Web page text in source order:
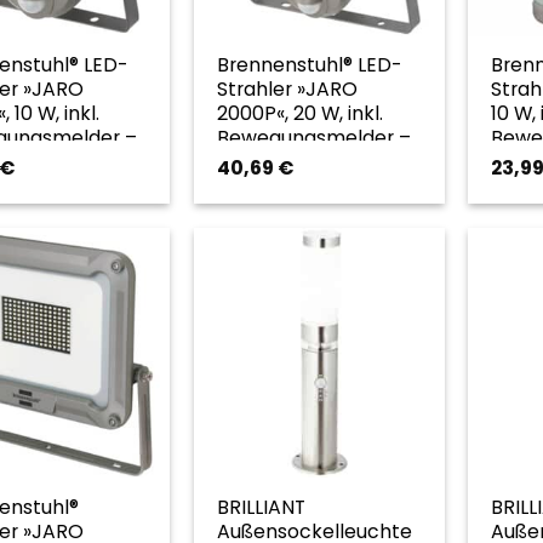
LED-
»JARO
10 W, inkl.
–
Brennenstuhl® LED-
Strahler »JARO
2000P«, 20 W, inkl.
Bewegungsmelder –
silberfarben
40,69 €
10
»JARO
BRILLIANT
Außensockelleuchte